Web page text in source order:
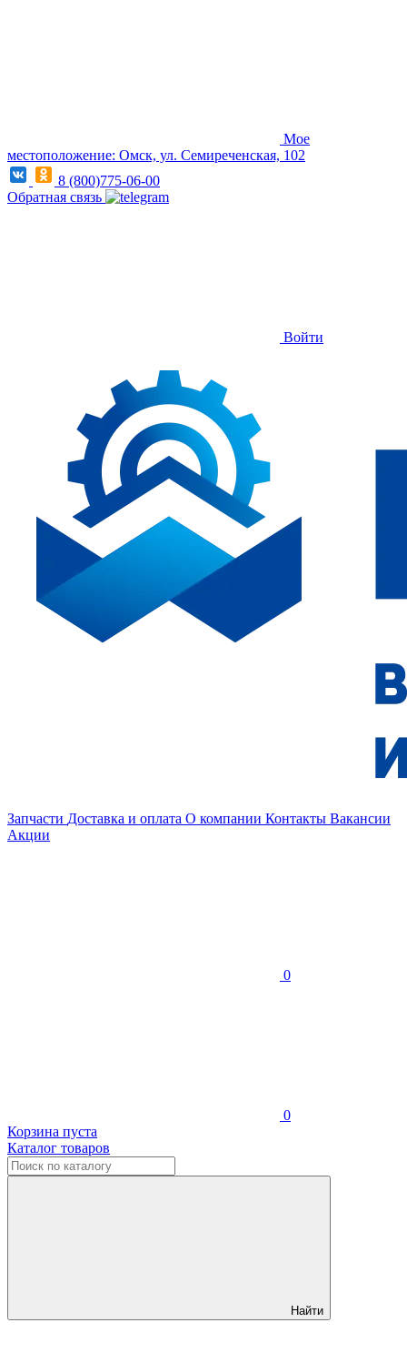
Мое
местоположение: Омск, ул. Семиреченская, 102
8 (800)775-06-00
Обратная связь
Войти
Запчасти Доставка и оплата О компании Контакты Вакансии
Акции
0
0
Корзина пуста
Каталог товаров
Найти